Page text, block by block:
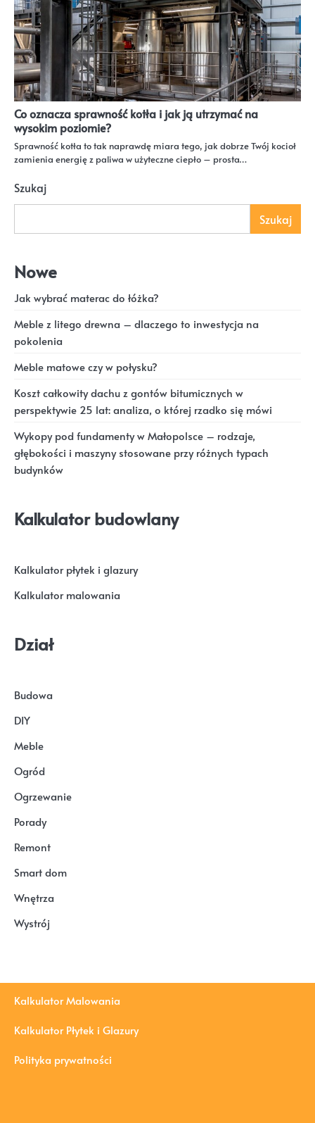
Co oznacza sprawność kotła i jak ją utrzymać na
wysokim poziomie?
Sprawność kotła to tak naprawdę miara tego, jak dobrze Twój kocioł
zamienia energię z paliwa w użyteczne ciepło – prosta…
Szukaj
Szukaj
Nowe
Jak wybrać materac do łóżka?
Meble z litego drewna – dlaczego to inwestycja na
pokolenia
Meble matowe czy w połysku?
Koszt całkowity dachu z gontów bitumicznych w
perspektywie 25 lat: analiza, o której rzadko się mówi
Wykopy pod fundamenty w Małopolsce – rodzaje,
głębokości i maszyny stosowane przy różnych typach
budynków
Kalkulator budowlany
Kalkulator płytek i glazury
Kalkulator malowania
Dział
Budowa
DIY
Meble
Ogród
Ogrzewanie
Porady
Remont
Smart dom
Wnętrza
Wystrój
Kalkulator Malowania
Kalkulator Płytek i Glazury
Polityka prywatności